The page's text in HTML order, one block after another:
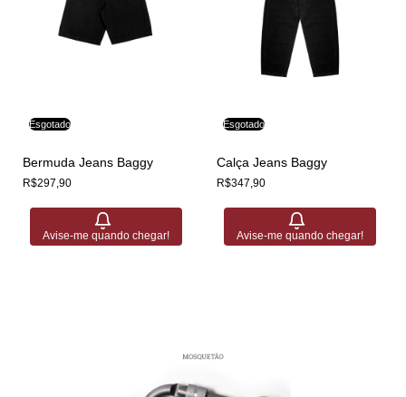
Esgotado
Bermuda Jeans Baggy
R$297,90
Avise-me quando chegar!
Esgotado
Calça Jeans Baggy
R$347,90
Avise-me quando chegar!